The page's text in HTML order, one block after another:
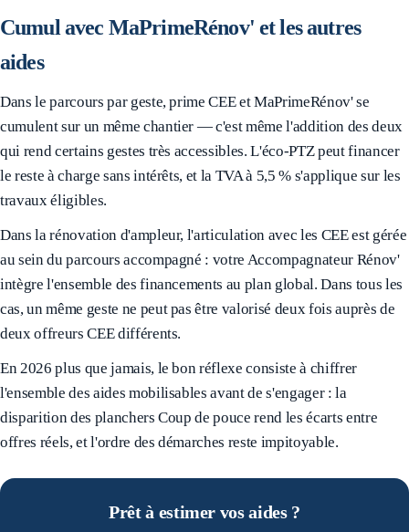
Cumul avec MaPrimeRénov' et les autres
aides
Dans le parcours par geste, prime CEE et MaPrimeRénov' se
cumulent sur un même chantier — c'est même l'addition des deux
qui rend certains gestes très accessibles. L'éco-PTZ peut financer
le reste à charge sans intérêts, et la TVA à 5,5 % s'applique sur les
travaux éligibles.
Dans la rénovation d'ampleur, l'articulation avec les CEE est gérée
au sein du parcours accompagné : votre Accompagnateur Rénov'
intègre l'ensemble des financements au plan global. Dans tous les
cas, un même geste ne peut pas être valorisé deux fois auprès de
deux offreurs CEE différents.
En 2026 plus que jamais, le bon réflexe consiste à chiffrer
l'ensemble des aides mobilisables avant de s'engager : la
disparition des planchers Coup de pouce rend les écarts entre
offres réels, et l'ordre des démarches reste impitoyable.
Prêt à estimer vos aides ?